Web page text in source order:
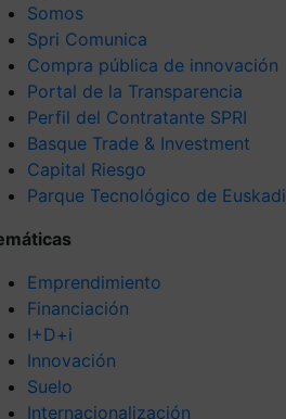
Somos
Spri Comunica
Compra pública de innovación
Portal de la Transparencia
Perfil del Contratante SPRI
Basque Trade & Investment
Capital Riesgo
Parque Tecnológico de Euskadi
Emprendimiento
Financiación
I+D+i
Innovación
Suelo
Internacionalización